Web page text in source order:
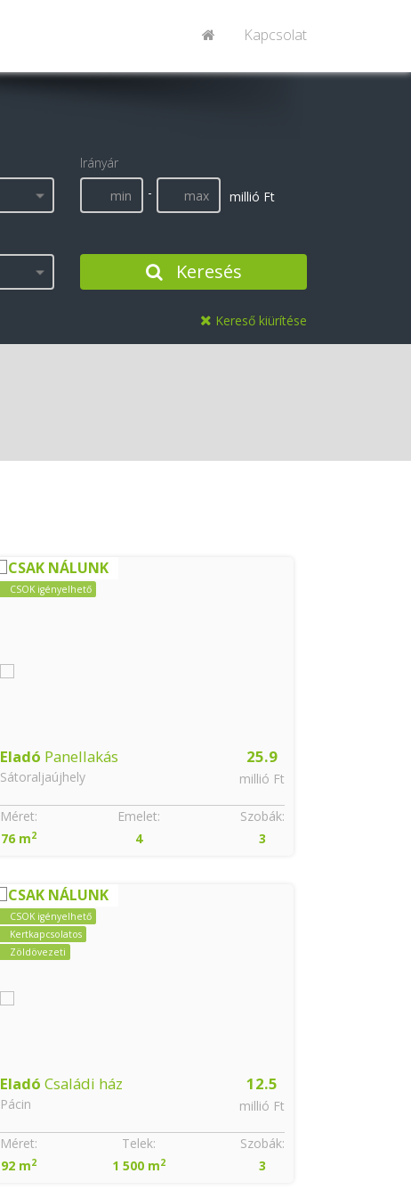
Kapcsolat
Irányár
-
millió Ft
Keresés
Kereső kiürítése
CSAK NÁLUNK
CSOK igényelhető
25.9
millió Ft
Eladó Panellakás
Sátoraljaújhely
Szobák:
3
Méret:
76 m2
Emelet:
4
CSAK NÁLUNK
CSOK igényelhető
Kertkapcsolatos
Zöldövezeti
12.5
millió Ft
Eladó Családi ház
Pácin
Szobák:
3
Méret:
92 m2
Telek:
1 500 m2